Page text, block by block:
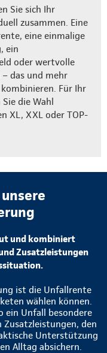
Sie sich Ihr
zusammen. Eine
eine einmalige
ein
oder wertvolle
das und mehr
Für Ihr
die Wahl
XL, XXL oder TOP-
und kombiniert
Zusatzleistungen
ist die Unfallrente
wählen können.
ein Unfall besondere
den
Unterstützung
Alltag absichern.